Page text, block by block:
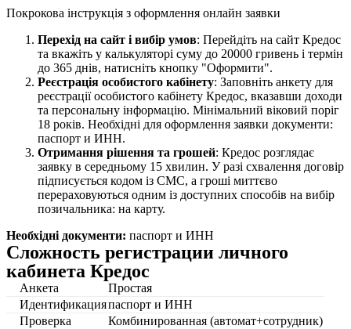
Покрокова інструкція з оформлення онлайн заявки
Перехід на сайт і вибір умов: Перейдіть на сайт Кредос
та вкажіть у калькуляторі суму до 20000 гривень і термін
до 365 днів, натисніть кнопку "Оформити".
Реєстрація особистого кабінету: Заповніть анкету для
реєстрації особистого кабінету Кредос, вказавши доходи
та персональну інформацію. Мінімальний віковий поріг
18 років. Необхідні для оформлення заявки документи:
паспорт и ИНН.
Отримання рішення та грошей: Кредос розглядає
заявку в середньому 15 хвилин. У разі схвалення договір
підписується кодом із СМС, а гроші миттєво
перераховуються одним із доступних способів на вибір
позичальника: на карту.
Необхідні документи: паспорт и ИНН
Сложность регистрации личного
кабинета Кредос
Анкета
Простая
Идентификацияпаспорт и ИНН
Проверка
Комбинированная (автомат+сотрудник)